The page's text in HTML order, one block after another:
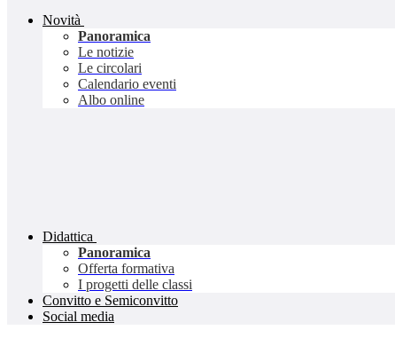
Novità
Panoramica
Le notizie
Le circolari
Calendario eventi
Albo online
Didattica
Panoramica
Offerta formativa
I progetti delle classi
Convitto e Semiconvitto
Social media